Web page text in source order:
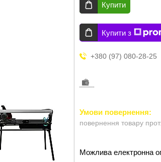
Купити
Купити з
+380 (97) 080-28-25
повернення товару